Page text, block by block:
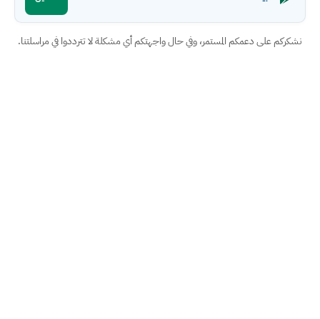
نشكركم على دعمكم المستمر، وفي حال واجهتكم أي مشكلة لا تترددوا في مراسلتنا.